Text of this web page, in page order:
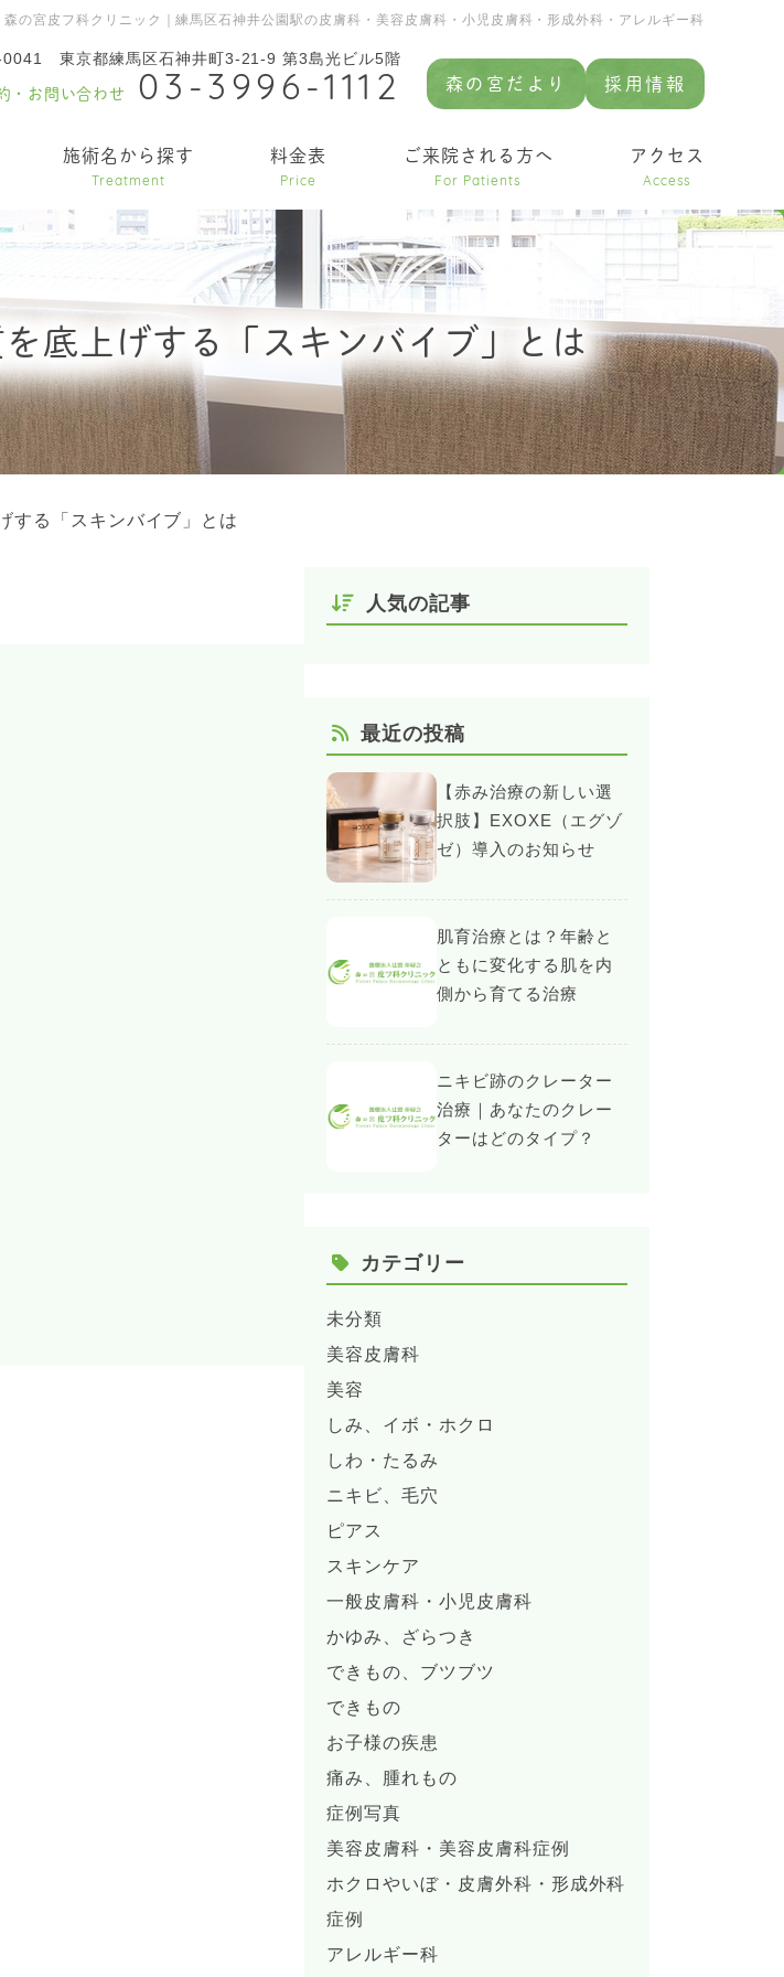
森の宮だより 採用情報
の宮皮フ科クリニック｜練馬区石神井公園駅の皮膚科・美容皮膚科・小児皮膚科・形成外科・アレルギー科
東京都練馬区石神井町3-21-9 第3島光ビル5階
・お問い合わせ 03-3996-1112
施術名から探す
Treatment
料金表
Price
ご来院される方へ
For Patients
アクセス
Access
底上げする「スキンバイブ」とは
する「スキンバイブ」とは
人気の記事
最近の投稿
【赤み治療の新しい選
択肢】EXOXE（エグゾ
ゼ）導入のお知らせ
肌育治療とは？年齢と
ともに変化する肌を内
側から育てる治療
ニキビ跡のクレーター
治療｜あなたのクレー
ターはどのタイプ？
カテゴリー
未分類
美容皮膚科
美容
しみ、イボ・ホクロ
しわ・たるみ
ニキビ、毛穴
ピアス
スキンケア
一般皮膚科・小児皮膚科
かゆみ、ざらつき
できもの、ブツブツ
できもの
お子様の疾患
痛み、腫れもの
症例写真
美容皮膚科・美容皮膚科症例
ホクロやいぼ・皮膚外科・形成外科
症例
アレルギー科